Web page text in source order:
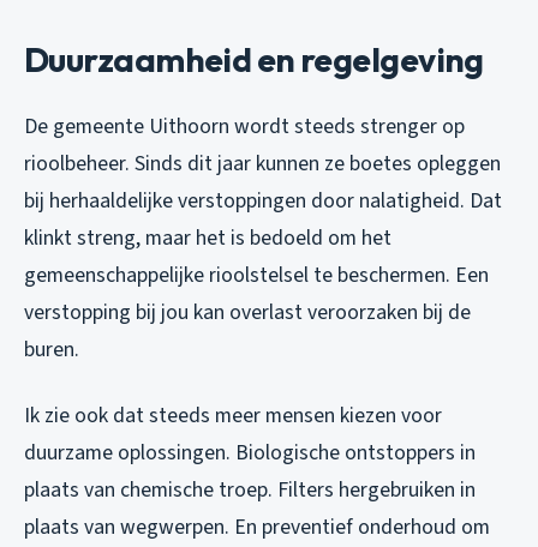
Duurzaamheid en regelgeving
De gemeente Uithoorn wordt steeds strenger op
rioolbeheer. Sinds dit jaar kunnen ze boetes opleggen
bij herhaaldelijke verstoppingen door nalatigheid. Dat
klinkt streng, maar het is bedoeld om het
gemeenschappelijke rioolstelsel te beschermen. Een
verstopping bij jou kan overlast veroorzaken bij de
buren.
Ik zie ook dat steeds meer mensen kiezen voor
duurzame oplossingen. Biologische ontstoppers in
plaats van chemische troep. Filters hergebruiken in
plaats van wegwerpen. En preventief onderhoud om